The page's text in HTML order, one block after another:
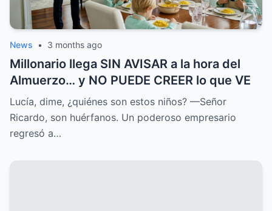
News • 3 months ago
Millonario llega SIN AVISAR a la hora del
Almuerzo… y NO PUEDE CREER lo que VE
Lucía, dime, ¿quiénes son estos niños? —Señor
Ricardo, son huérfanos. Un poderoso empresario
regresó a…